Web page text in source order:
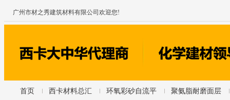
广州市材之秀建筑材料有限公司欢迎您!
首页 西卡材料总汇 环氧彩砂自流平 聚氨脂耐磨面层